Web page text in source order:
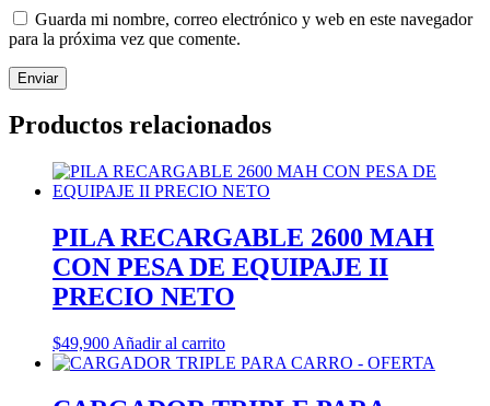
Guarda mi nombre, correo electrónico y web en este navegador
para la próxima vez que comente.
Productos relacionados
PILA RECARGABLE 2600 MAH
CON PESA DE EQUIPAJE II
PRECIO NETO
$49,900 Añadir al carrito